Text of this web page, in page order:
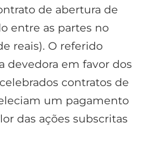
de abertura de
entre as partes no
reais). O referido
devedora em favor dos
contratos de
um pagamento
das ações subscritas